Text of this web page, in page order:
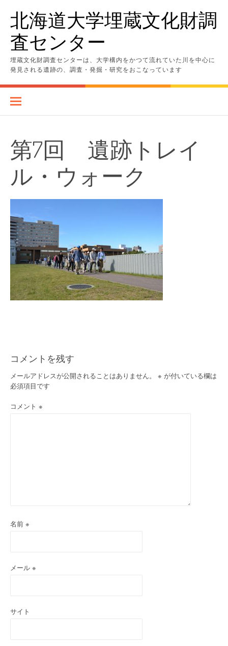
ッ
北海道大学埋蔵文化財調
査センター
埋蔵文化財調査センターは、大学構内をかつて流れていた川を中心に
発見される遺跡の、調査・発掘・研究をおこなっています
第7回 遺跡トレイ
ル・ウォーク
コメントを残す
メールアドレスが公開されることはありません。 ※ が付いている欄は
必須項目です
コメント ※
名前 ※
メール ※
サイト